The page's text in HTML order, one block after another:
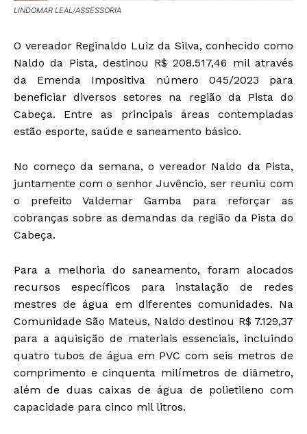
LINDOMAR LEAL/ASSESSORIA
O vereador Reginaldo Luiz da Silva, conhecido como
Naldo da Pista, destinou R$ 208.517,46 mil através
da Emenda Impositiva número 045/2023 para
beneficiar diversos setores na região da Pista do
Cabeça. Entre as principais áreas contempladas
estão esporte, saúde e saneamento básico.
No começo da semana, o vereador Naldo da Pista,
juntamente com o senhor Juvêncio, ser reuniu com
o prefeito Valdemar Gamba para reforçar as
cobranças sobre as demandas da região da Pista do
Cabeça.
Para a melhoria do saneamento, foram alocados
recursos específicos para instalação de redes
mestres de água em diferentes comunidades. Na
Comunidade São Mateus, Naldo destinou R$ 7.129,37
para a aquisição de materiais essenciais, incluindo
quatro tubos de água em PVC com seis metros de
comprimento e cinquenta milímetros de diâmetro,
além de duas caixas de água de polietileno com
capacidade para cinco mil litros.